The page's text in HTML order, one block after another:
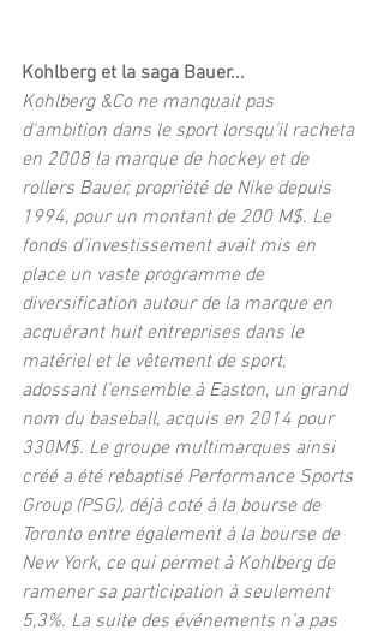
Kohlberg et la saga Bauer...
Kohlberg &Co ne manquait pas
d'ambition dans le sport lorsqu'il racheta
en 2008 la marque de hockey et de
rollers Bauer, propriété de Nike depuis
1994, pour un montant de 200 M$. Le
fonds d’investissement avait mis en
place un vaste programme de
diversification autour de la marque en
acquérant huit entreprises dans le
matériel et le vêtement de sport,
adossant l’ensemble à Easton, un grand
nom du baseball, acquis en 2014 pour
330M$. Le groupe multimarques ainsi
créé a été rebaptisé Performance Sports
Group (PSG), déjà coté à la bourse de
Toronto entre également à la bourse de
New York, ce qui permet à Kohlberg de
ramener sa participation à seulement
5,3%. La suite des événements n’a pas